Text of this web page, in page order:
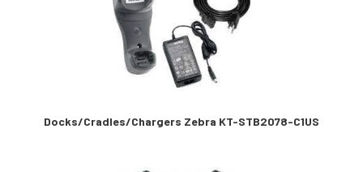
Docks/Cradles/Chargers Zebra KT-STB2078-C1US